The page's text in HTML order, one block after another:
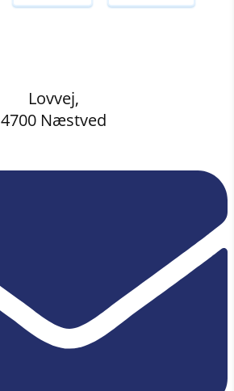
Lovvej,
4700 Næstved